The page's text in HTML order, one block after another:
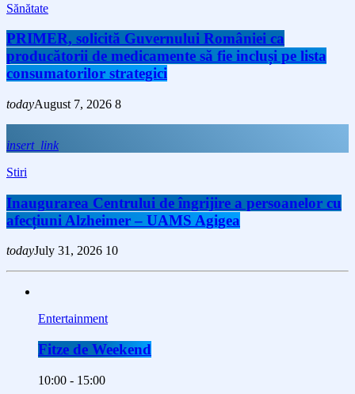
Sănătate
PRIMER, solicită Guvernului României ca
producătorii de medicamente să fie incluși pe lista
consumatorilor strategici
todayAugust 7, 2026 8
insert_link
Stiri
Inaugurarea Centrului de îngrijire a persoanelor cu
afecțiuni Alzheimer – UAMS Agigea
todayJuly 31, 2026 10
Entertainment
Fitze de Weekend
10:00 - 15:00